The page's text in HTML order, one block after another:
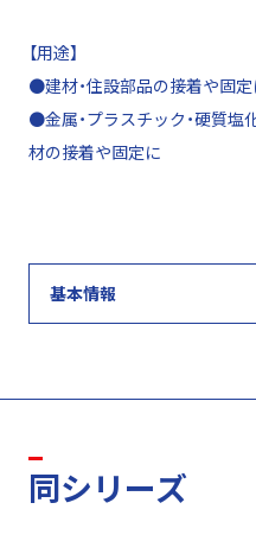
【用途】
●建材・住設部品の接着や固定
●金属・プラスチック・硬質塩
材の接着や固定に
基本情報
同シリーズ